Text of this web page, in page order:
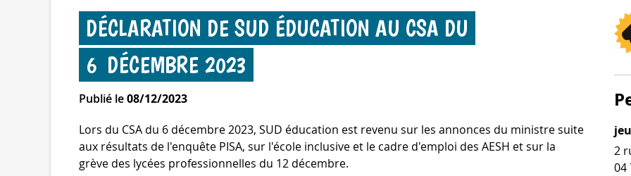
DÉCLARATION DE SUD ÉDUCATION AU CSA DU
6 DÉCEMBRE 2023
Publié le08/12/2023
Lors du CSA du 6 décembre 2023, SUD éducation est revenu sur les annonces du ministre suite
aux résultats de l'enquête PISA, sur l'école inclusive et le cadre d'emploi des AESH et sur la
grève des lycées professionnelles du 12 décembre.
2
04